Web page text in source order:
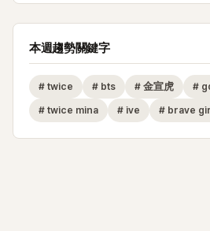
本週趨勢關鍵字
# twice # bts # 金宣虎 #
# twice mina # ive # brave